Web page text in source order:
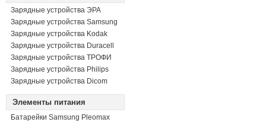
Зарядные устройства ЭРА
Зарядные устройства Samsung
Зарядные устройства Kodak
Зарядные устройства Duracell
Зарядные устройства ТРОФИ
Зарядные устройства Philips
Зарядные устройства Dicom
Элементы питания
Батарейки Samsung Pleomax